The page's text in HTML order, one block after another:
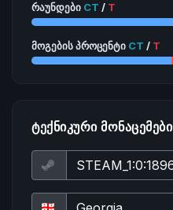
რაუნდები CT / T
მოგების პროცენტი CT / T
ᲢᲔᲥᲜᲘᲙᲣᲠᲘ ᲛᲝᲜᲐᲪᲔᲛᲔᲑᲘ